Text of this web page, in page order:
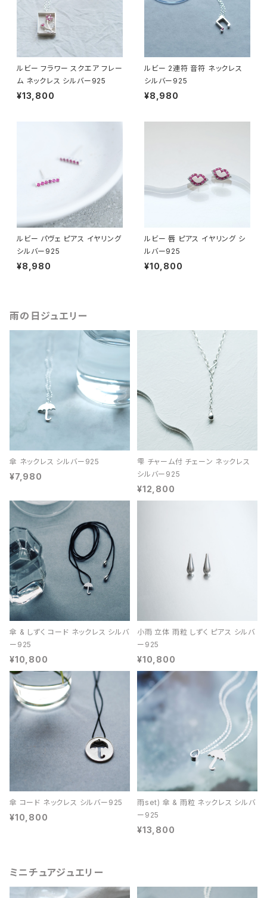
ルビー フラワー スクエア フレー
ム ネックレス シルバー925
¥13,800
ルビー 2連符 音符 ネックレス
シルバー925
¥8,980
ルビー パヴェ ピアス イヤリング
シルバー925
¥8,980
ルビー 唇 ピアス イヤリング シ
ルバー925
¥10,800
雨の日ジュエリー
傘 ネックレス シルバー925
¥7,980
雫 チャーム付 チェーン ネックレス
シルバー925
¥12,800
傘 & しずく コード ネックレス シルバ
ー925
¥10,800
小雨 立体 雨粒 しずく ピアス シルバ
ー925
¥10,800
傘 コード ネックレス シルバー925
¥10,800
雨set) 傘 & 雨粒 ネックレス シルバ
ー925
¥13,800
ミニチュアジュエリー